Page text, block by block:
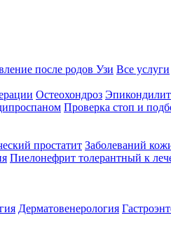
после родов Узи Все услуги
Остеохондроз Эпикондилит
Проверка стоп и
простатит Заболеваний
Пиелонефрит толерантный к
Дерматовенерология